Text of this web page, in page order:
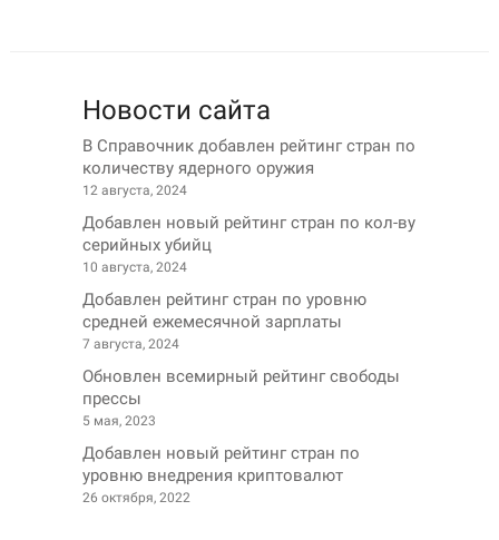
Новости сайта
В Справочник добавлен рейтинг стран по
количеству ядерного оружия
12 августа, 2024
Добавлен новый рейтинг стран по кол-ву
серийных убийц
10 августа, 2024
Добавлен рейтинг стран по уровню
средней ежемесячной зарплаты
7 августа, 2024
Обновлен всемирный рейтинг свободы
прессы
5 мая, 2023
Добавлен новый рейтинг стран по
уровню внедрения криптовалют
26 октября, 2022